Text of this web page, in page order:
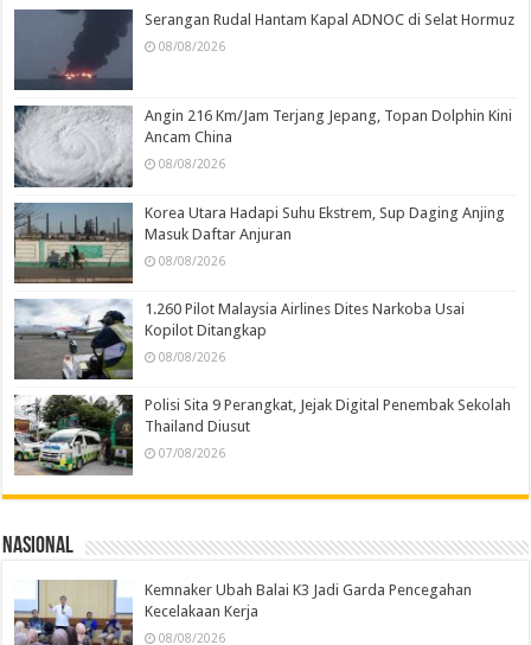
Serangan Rudal Hantam Kapal ADNOC di Selat Hormuz
08/08/2026
Angin 216 Km/Jam Terjang Jepang, Topan Dolphin Kini
Ancam China
08/08/2026
Korea Utara Hadapi Suhu Ekstrem, Sup Daging Anjing
Masuk Daftar Anjuran
08/08/2026
1.260 Pilot Malaysia Airlines Dites Narkoba Usai
Kopilot Ditangkap
08/08/2026
Polisi Sita 9 Perangkat, Jejak Digital Penembak Sekolah
Thailand Diusut
07/08/2026
Nasional
Kemnaker Ubah Balai K3 Jadi Garda Pencegahan
Kecelakaan Kerja
08/08/2026